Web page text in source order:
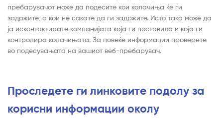
пребарувачот може да подесите кои колачиња ќе ги
задржите, а кои не сакате да ги задржите. Исто така може да
ја исконтактирате компанијата која ги поставила и која ги
контролира колачињата. За повеќе информации проверете
во подесувањата на вашиот веб-пребарувач.
Проследете ги линковите подолу за
корисни информации околу